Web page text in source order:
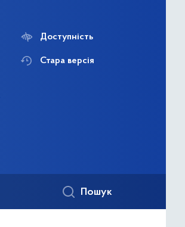
Доступність
Стара версія
Пошук